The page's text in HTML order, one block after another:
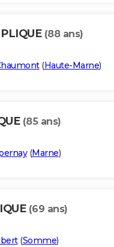
(88 ans)
(Haute-Marne)
(85 ans)
(Marne)
(69 ans)
(Somme)